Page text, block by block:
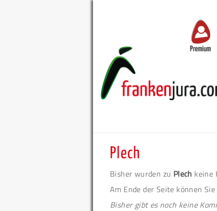
Premium
Plech
Bisher wurden zu Plech keine
Am Ende der Seite können
Bisher gibt es noch keine